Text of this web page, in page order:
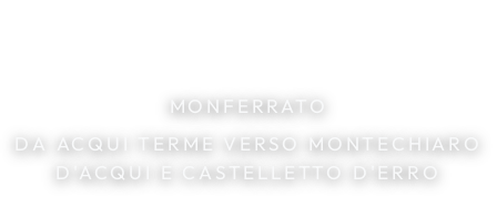
MONFERRATO
DA ACQUI TERME VERSO MONTECHIARO
D'ACQUI E CASTELLETTO D'ERRO